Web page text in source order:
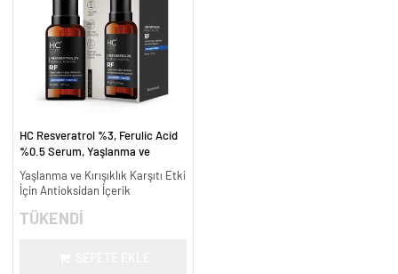
HC Resveratrol %3, Ferulic Acid
%0.5 Serum, Yaşlanma ve
Yaşlanma ve Kırışıklık Karşıtı Etki
İçin Antioksidan İçerik
TÜKENDİ